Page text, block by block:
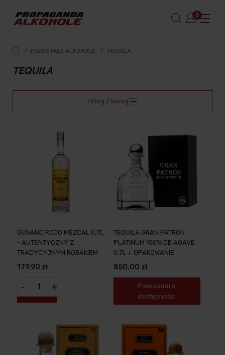
/ POZOSTAŁE ALKOHOLE / TEQUILA
TEQUILA
Filtruj / sortuj
GUSANO ROJO MEZCAL 0,7L
- AUTENTYCZNY Z
TRADYCYJNYM ROBAKIEM
179,90 zł
- +
TEQUILA GRAN PATRON
PLATINUM 100% DE AGAVE
0,7L + OPAKOWANIE
850,00 zł
Powiadom o
dostępności